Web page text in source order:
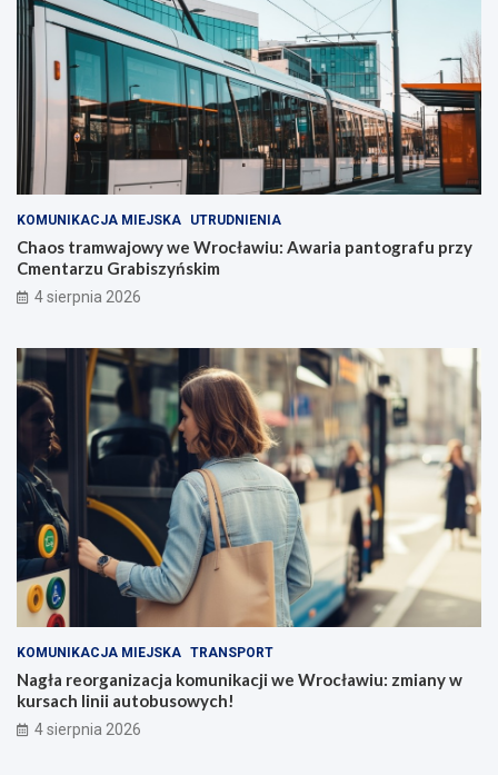
KOMUNIKACJA MIEJSKA UTRUDNIENIA
Chaos tramwajowy we Wrocławiu: Awaria pantografu przy
Cmentarzu Grabiszyńskim
4 sierpnia 2026
KOMUNIKACJA MIEJSKA TRANSPORT
Nagła reorganizacja komunikacji we Wrocławiu: zmiany w
kursach linii autobusowych!
4 sierpnia 2026